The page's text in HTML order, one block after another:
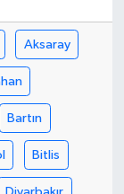
Aksaray
Bartın
Bitlis